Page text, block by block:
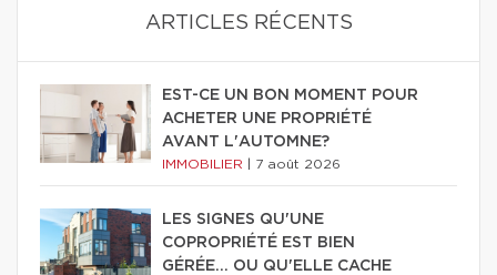
ARTICLES RÉCENTS
EST-CE UN BON MOMENT POUR
ACHETER UNE PROPRIÉTÉ
AVANT L'AUTOMNE?
IMMOBILIER 7 août 2026
LES SIGNES QU'UNE
COPROPRIÉTÉ EST BIEN
GÉRÉE… OU QU'ELLE CACHE